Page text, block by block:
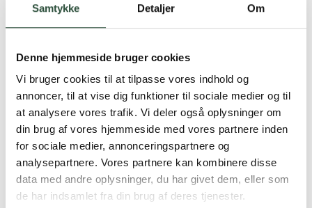
Samtykke Detaljer Om
Denne hjemmeside bruger cookies
Vi bruger cookies til at tilpasse vores indhold og
annoncer, til at vise dig funktioner til sociale medier og til
at analysere vores trafik. Vi deler også oplysninger om
din brug af vores hjemmeside med vores partnere inden
for sociale medier, annonceringspartnere og
analysepartnere. Vores partnere kan kombinere disse
data med andre oplysninger, du har givet dem, eller som
de har indsamlet fra din brug af deres tjenester.
Hurtig levering (30 min. i Kbh)
Faste lave priser*
*Gælder ikke ernæringsprodukter.
Stort udvalg af kendte
produkter
Vi tilbyder et stort udvalg af kendte
cremer, vitaminer og andre spændende
produkter – altid til fast lav pris.